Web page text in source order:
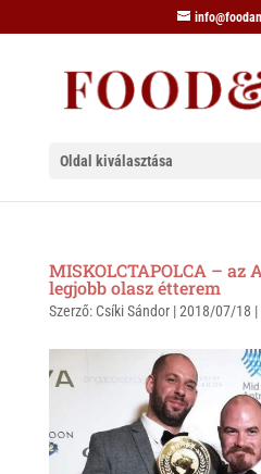
Oldal kiválasztása
MISKOLCTAPOLCA – az
legjobb olasz étterem
Szerző: Csíki Sándor|2018/07/18 |